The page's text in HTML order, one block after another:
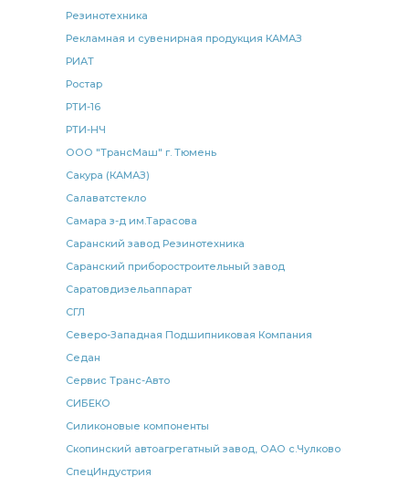
Резинотехника
Рекламная и сувенирная продукция КАМАЗ
РИАТ
Ростар
РТИ-16
РТИ-НЧ
ООО "ТрансМаш" г. Тюмень
Сакура (КАМАЗ)
Салаватстекло
Самара з-д им.Тарасова
Саранский завод Резинотехника
Саранский приборостроительный завод
Саратовдизельаппарат
СГЛ
Северо-Западная Подшипниковая Компания
Седан
Сервис Транс-Авто
СИБЕКО
Силиконовые компоненты
Скопинский автоагрегатный завод, ОАО с.Чулково
СпецИндустрия